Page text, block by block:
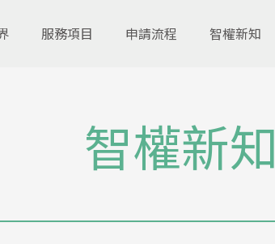
服務項目 申請流程 智權新知
智權新知